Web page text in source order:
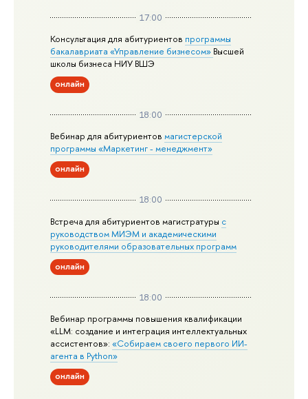
17:00
Консультация для абитуриентов программы
бакалавриата «Управление бизнесом» Высшей
школы бизнеса НИУ ВШЭ
онлайн
18:00
Вебинар для абитуриентовмагистерской
программы «Маркетинг - менеджмент»
онлайн
18:00
Встреча для абитуриентов магистратуры с
руководством МИЭМ и академическими
руководителями образовательных программ
онлайн
18:00
Вебинар программы повышения квалификации
«LLM: создание и интеграция интеллектуальных
ассистентов»:«Собираем своего первого ИИ-
агента в Python»
онлайн